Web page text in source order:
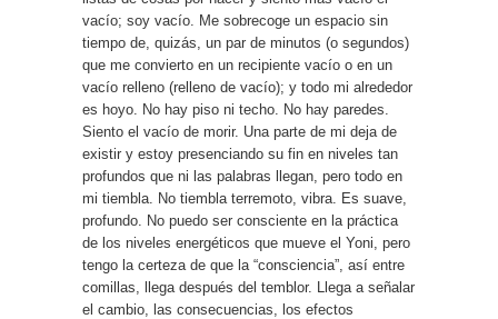
vacío; soy vacío. Me sobrecoge un espacio sin
tiempo de, quizás, un par de minutos (o segundos)
que me convierto en un recipiente vacío o en un
vacío relleno (relleno de vacío); y todo mi alrededor
es hoyo. No hay piso ni techo. No hay paredes.
Siento el vacío de morir. Una parte de mi deja de
existir y estoy presenciando su fin en niveles tan
profundos que ni las palabras llegan, pero todo en
mi tiembla. No tiembla terremoto, vibra. Es suave,
profundo. No puedo ser consciente en la práctica
de los niveles energéticos que mueve el Yoni, pero
tengo la certeza de que la “consciencia”, así entre
comillas, llega después del temblor. Llega a señalar
el cambio, las consecuencias, los efectos